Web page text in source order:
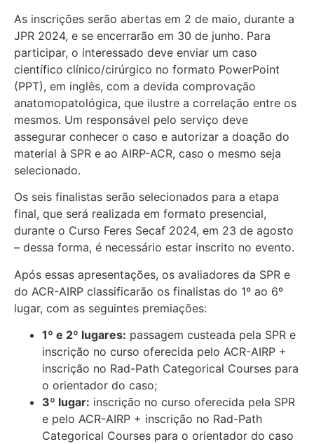
As inscrições serão abertas em 2 de maio, durante a
JPR 2024, e se encerrarão em 30 de junho. Para
participar, o interessado deve enviar um caso
científico clínico/cirúrgico no formato PowerPoint
(PPT), em inglês, com a devida comprovação
anatomopatológica, que ilustre a correlação entre os
mesmos. Um responsável pelo serviço deve
assegurar conhecer o caso e autorizar a doação do
material à SPR e ao AIRP-ACR, caso o mesmo seja
selecionado.
Os seis finalistas serão selecionados para a etapa
final, que será realizada em formato presencial,
durante o Curso Feres Secaf 2024, em 23 de agosto
– dessa forma, é necessário estar inscrito no evento.
Após essas apresentações, os avaliadores da SPR e
do ACR-AIRP classificarão os finalistas do 1º ao 6º
lugar, com as seguintes premiações:
1º e 2º lugares: passagem custeada pela SPR e
inscrição no curso oferecida pelo ACR-AIRP +
inscrição no Rad-Path Categorical Courses para
o orientador do caso;
3º lugar: inscrição no curso oferecida pela SPR
e pelo ACR-AIRP + inscrição no Rad-Path
Categorical Courses para o orientador do caso